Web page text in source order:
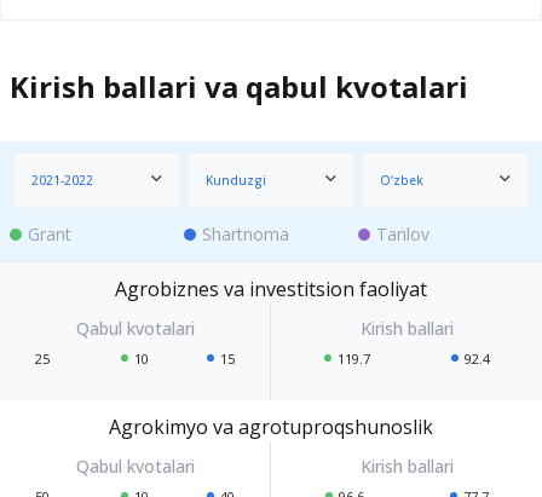
Kirish ballari va qabul kvotalari
2021-2022 Kunduzgi O‘zbek
Grant Shartnoma Tanlov
Agrobiznes va investitsion faoliyat
25 10 15 119.7 92.4
Agrokimyo va agrotuproqshunoslik